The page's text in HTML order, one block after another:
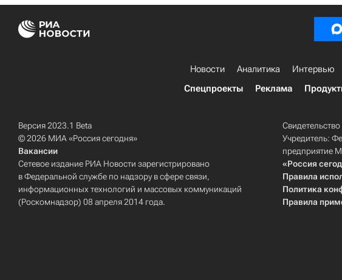
Новости Аналитика Интервью
Спецпроекты
Реклама
Версия 2023.1 Beta
© 2026 МИА «Россия сегодня»
Вакансии
Сетевое издание РИА Новости зарегистрировано
в Федеральной службе по надзору в сфере связи,
информационных технологий и массовых коммуникаций
(Роскомнадзор) 08 апреля 2014 года.
Учредитель:
предприятие
«Россия
Правила
Политика
Правила